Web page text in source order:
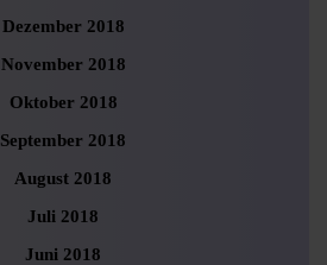
Dezember 2018
November 2018
Oktober 2018
September 2018
August 2018
Juli 2018
Juni 2018